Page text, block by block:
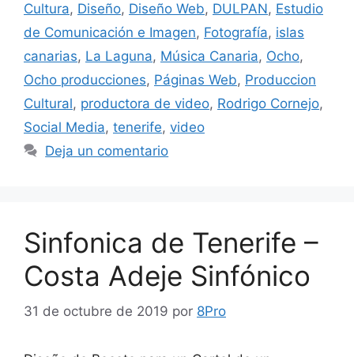
Cultura, Diseño, Diseño Web, DULPAN, Estudio
de Comunicación e Imagen, Fotografía, islas
canarias, La Laguna, Música Canaria, Ocho,
Ocho producciones, Páginas Web, Produccion
Cultural, productora de video, Rodrigo Cornejo,
Social Media, tenerife, video
Deja un comentario
Sinfonica de Tenerife –
Costa Adeje Sinfónico
31 de octubre de 2019 por 8Pro